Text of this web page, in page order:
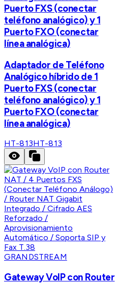
Puerto FXS (conectar
teléfono analógico) y 1
Puerto FXO (conectar
línea analógica)
Adaptador de Teléfono
Analógico híbrido de 1
Puerto FXS (conectar
teléfono analógico) y 1
Puerto FXO (conectar
línea analógica)
HT-813HT-813
GRANDSTREAM
Gateway VoIP con Router